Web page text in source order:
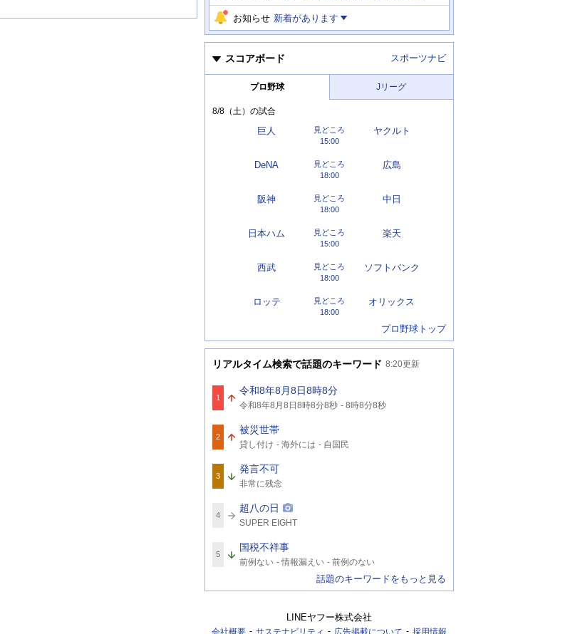
お知らせ 新着があります
スコアボード スポーツナビ
プロ野球 Jリーグ
8/8（土） の試合
巨人 ヤクルト
15:00
見どころ
DeNA 広島
18:00
見どころ
阪神 中日
18:00
見どころ
日本ハム 楽天
15:00
見どころ
西武 ソフトバンク
18:00
見どころ
ロッテ オリックス
18:00
見どころ
プロ野球トップ
リアルタイム検索で話題のキーワード 8:20更新
1
令和8年8月8日8時8分
関
連
ー
ド
令和8年8月8日8時8分8秒
8時8分8秒
2
被災世帯
関
連
ー
ド
貸し付け 海外には 自国民
3
発言不可
関
連
ー
ド
非常に残念
4
超八の日
関
連
ー
ド
SUPER EIGHT
5
国税不祥事
関
連
前例ない 情報漏えい 前例のない
話題のキーワードをもっと見る
LINEヤフー株式会社
会社概要 サステナビリティ 広告掲載について 採用情報